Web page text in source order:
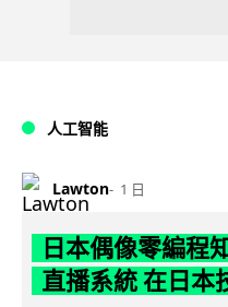
人工智能
Lawton 1 日
日本偶像零編程
直播系統 在日本